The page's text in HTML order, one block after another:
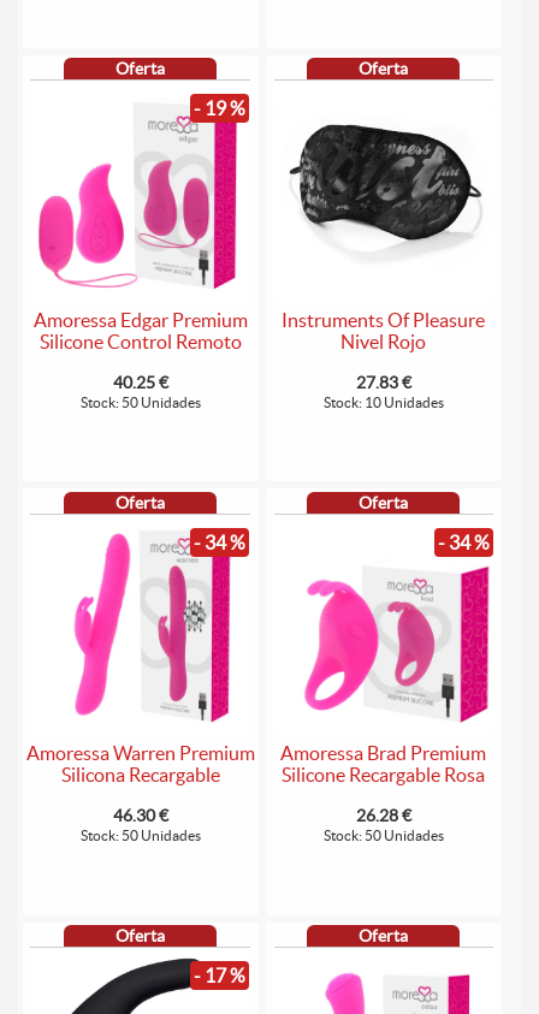
Oferta
- 19 %
Amoressa Edgar Premium
Silicone Control Remoto
40.25 €
Stock: 50 Unidades
Oferta
Instruments Of Pleasure
Nivel Rojo
27.83 €
Stock: 10 Unidades
Oferta
- 34 %
Amoressa Warren Premium
Silicona Recargable
46.30 €
Stock: 50 Unidades
Oferta
- 34 %
Amoressa Brad Premium
Silicone Recargable Rosa
26.28 €
Stock: 50 Unidades
Oferta
- 17 %
Oferta